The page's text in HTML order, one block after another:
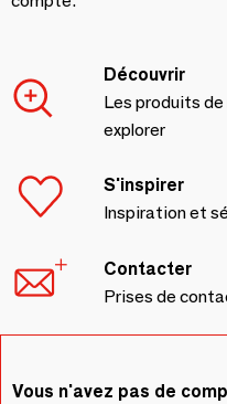
Découvrir
Les produits
explorer
S'inspirer
Inspiration et
Contacter
Prises de
Vous n'avez pas de